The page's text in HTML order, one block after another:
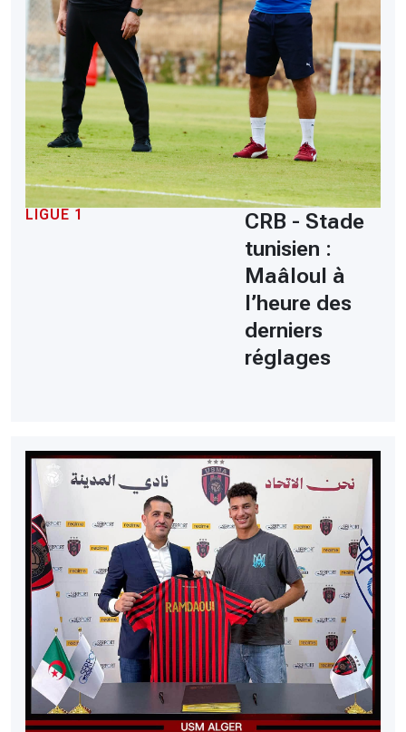
LIGUE 1
CRB - Stade
tunisien :
Maâloul à
l’heure des
derniers
réglages